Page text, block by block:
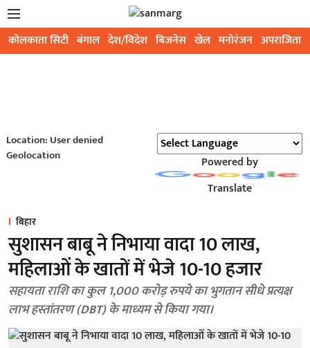
कोलकाता सिटी बंगाल देश/विदेश बिजनेस खेल मनोरंजन अपराजिता
Location: User denied
Geolocation
Powered by
Translate
बिहार
सुशासन बाबू ने निभाया वादा 10 लाख,
महिलाओं के खातों में भेजे 10-10 हजार
सहायता राशि का कुल 1,000 करोड़ रुपये का भुगतान सीधे प्रत्यक्ष
लाभ हस्तांतरण (DBT) के माध्यम से किया गया।